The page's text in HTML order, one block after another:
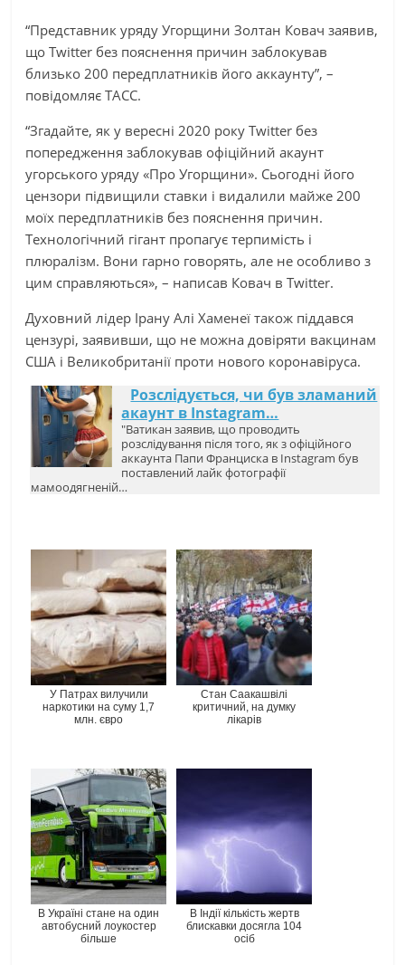
“Представник уряду Угорщини Золтан Ковач заявив,
що Twitter без пояснення причин заблокував
близько 200 передплатників його аккаунту”, –
повідомляє ТАСС.
“Згадайте, як у вересні 2020 року Twitter без
попередження заблокував офіційний акаунт
угорського уряду «Про Угорщини». Сьогодні його
цензори підвищили ставки і видалили майже 200
моїх передплатників без пояснення причин.
Технологічний гігант пропагує терпимість і
плюралізм. Вони гарно говорять, але не особливо з
цим справляються», – написав Ковач в Twitter.
Духовний лідер Ірану Алі Хаменеї також піддався
цензурі, заявивши, що не можна довіряти вакцинам
США і Великобританії проти нового коронавіруса.
Розслідується, чи був зламаний
акаунт в Instagram…
"Ватикан заявив, що проводить
розслідування після того, як з офіційного
аккаунта Папи Франциска в Instagram був
поставлений лайк фотографії
мамоодягненій…
У Патрах вилучили
наркотики на суму 1,7
млн. євро
Стан Саакашвілі
критичний, на думку
лікарів
В Україні стане на один
автобусний лоукостер
більше
В Індії кількість жертв
блискавки досягла 104
осіб